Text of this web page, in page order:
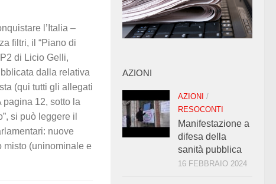
l’Italia –
filtri, il “Piano di
di Licio Gelli,
dalla relativa
(qui tutti gli allegati
12, sotto la
si può leggere il
nuove
misto (uninominale e
AZIONI
AZIONI /
RESOCONTI
Manifestazione a
difesa della
sanità pubblica
16 FEBBRAIO 2024